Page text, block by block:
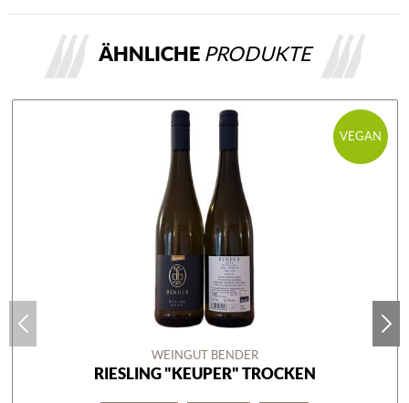
ÄHNLICHE PRODUKTE
VEGAN
WEINGUT BENDER
RIESLING "KEUPER" TROCKEN